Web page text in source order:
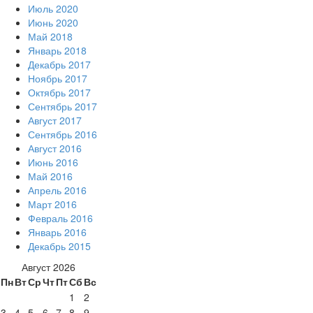
Июль 2020
Июнь 2020
Май 2018
Январь 2018
Декабрь 2017
Ноябрь 2017
Октябрь 2017
Сентябрь 2017
Август 2017
Сентябрь 2016
Август 2016
Июнь 2016
Май 2016
Апрель 2016
Март 2016
Февраль 2016
Январь 2016
Декабрь 2015
Август 2026
ПнВтСрЧтПтСб Вс
1
2